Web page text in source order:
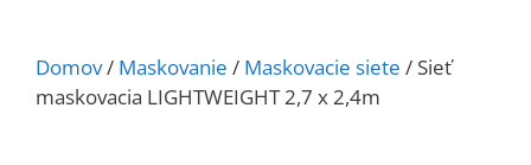
Domov/ Maskovanie / Maskovacie siete / Sieť
maskovacia LIGHTWEIGHT 2,7 x 2,4m